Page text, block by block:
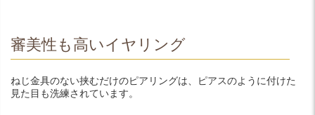
審美性も高いイヤリング
ねじ金具のない挟むだけのピアリングは、ピアスのように付けた
見た目も洗練されています。